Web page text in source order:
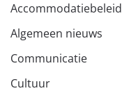
Accommodatiebeleid
Algemeen nieuws
Communicatie
Cultuur